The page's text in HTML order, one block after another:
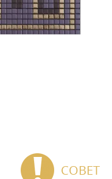
СОВЕТ